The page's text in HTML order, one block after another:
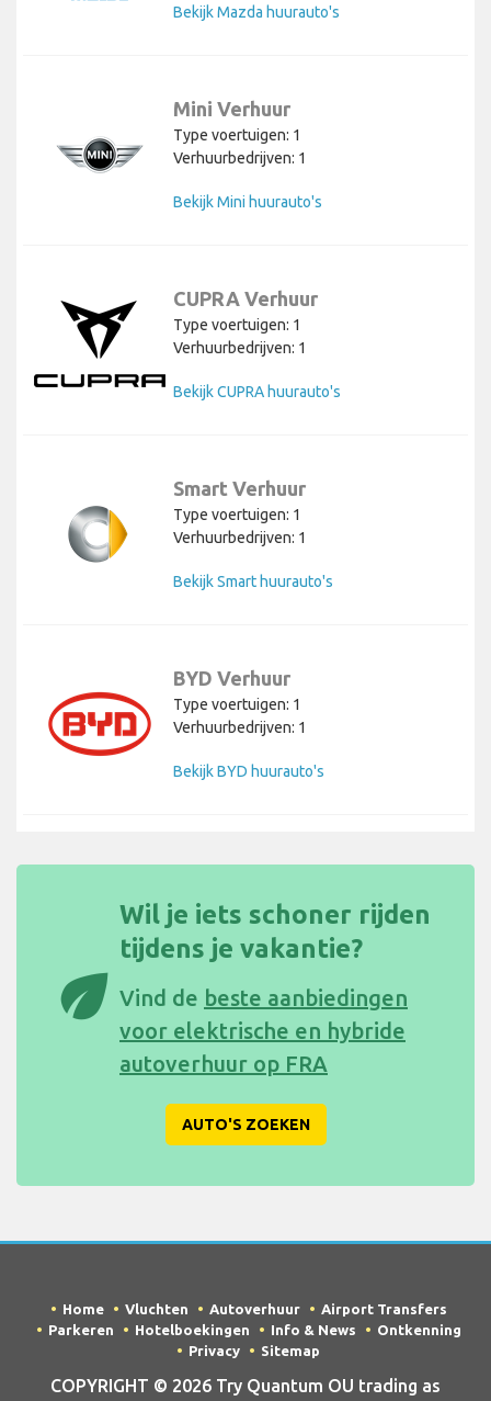
Bekijk Mazda huurauto's
Mini Verhuur
Type voertuigen: 1
Verhuurbedrijven: 1
Bekijk Mini huurauto's
CUPRA Verhuur
Type voertuigen: 1
Verhuurbedrijven: 1
Bekijk CUPRA huurauto's
Smart Verhuur
Type voertuigen: 1
Verhuurbedrijven: 1
Bekijk Smart huurauto's
BYD Verhuur
Type voertuigen: 1
Verhuurbedrijven: 1
Bekijk BYD huurauto's
eco
Wil je iets schoner rijden
tijdens je vakantie?
Vind de beste aanbiedingen
voor elektrische en hybride
autoverhuur op FRA
AUTO'S ZOEKEN
Home Vluchten Autoverhuur
Airport Transfers
Parkeren
Hotelboekingen Info & News
Ontkenning
Privacy
Sitemap
COPYRIGHT © 2026 Try Quantum OU trading as